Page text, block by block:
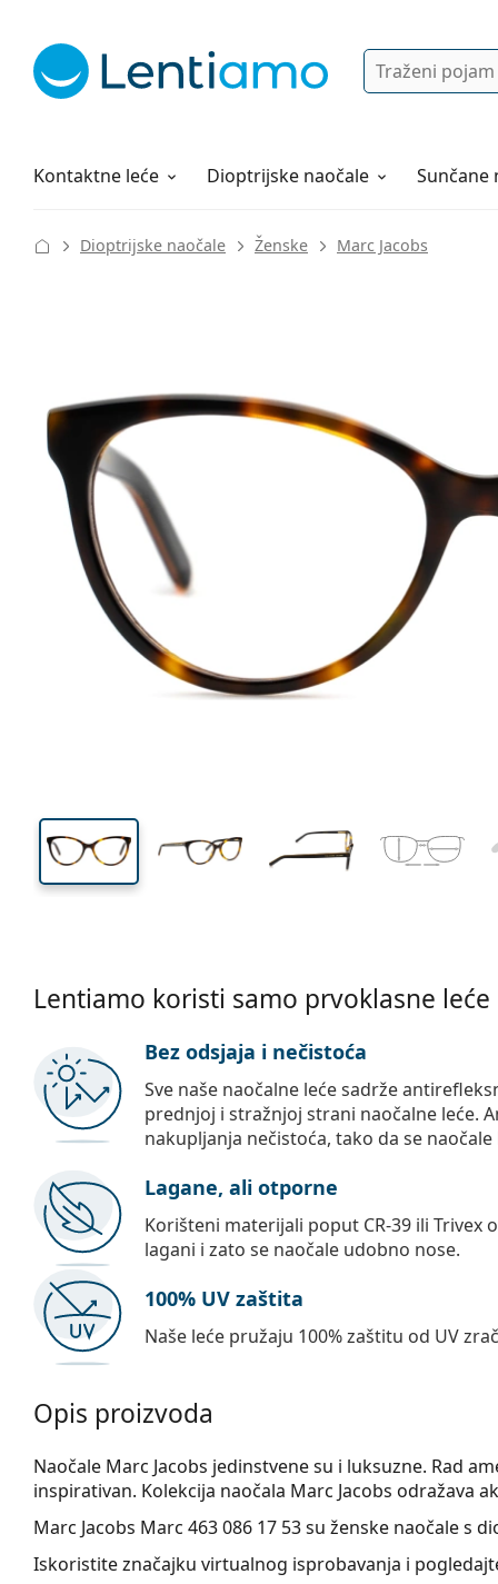
Pretraga
Kontaktne leće
Otopine za leće Dioptrijske naočale Sunčane
Sve o kupovini
Dioptrijske naočale Ženske Marc Jacobs
40 mm
Visina leće
53 mm
Širina leće
Lentiamo koristi samo prvoklasne leće
Bez odsjaja i nečistoća
Sve naše naočalne leće sadrže
prednjoj i stražnjoj strani naočalne leće.
nakupljanja nečistoća, tako da se naočale
Lagane, ali otporne
Korišteni materijali poput CR-39 ili Trivex
lagani i zato se naočale udobno nose.
100% UV zaštita
Naše leće pružaju 100% zaštitu od UV
Opis proizvoda
Naočale Marc Jacobs jedinstvene su i luksuzne. Rad
inspirativan. Kolekcija naočala Marc Jacobs odražava
Marc Jacobs Marc 463 086 17 53su ženske naočale s
Iskoristite značajku virtualnog isprobavanja i